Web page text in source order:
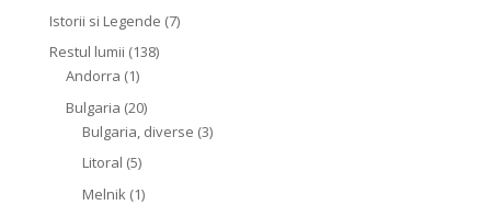
Istorii si Legende (7)
Restul lumii (138)
Andorra (1)
Bulgaria (20)
Bulgaria, diverse (3)
Litoral (5)
Melnik (1)